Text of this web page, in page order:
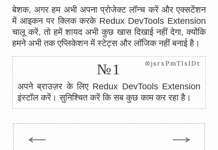
बेशक, अगर हम अभी अपना प्रोजेक्ट लॉन्च करें और एक्सटेंशन
में आइकन पर क्लिक करके Redux DevTools Extension
चालू करें, तो हमें शायद अभी कुछ खास दिखाई नहीं देगा, क्योंकि
हमने अभी तक एप्लिकेशन में स्टेट्स और लॉजिक नहीं बनाई है।
№1 ⊗jsrxPmTlsIDt
अपने ब्राउज़र के लिए Redux DevTools Extension
इंस्टॉल करें। सुनिश्चित करें कि सब कुछ काम कर रहा है।
← →